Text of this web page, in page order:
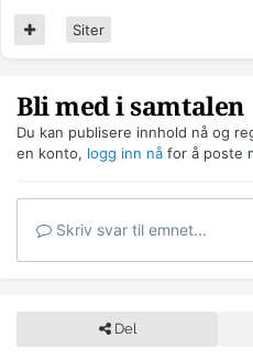
Siter
Bli med i samtalen
Du kan publisere innhold nå og
en konto, logg inn nå for å poste
Skriv svar til emnet...
Del